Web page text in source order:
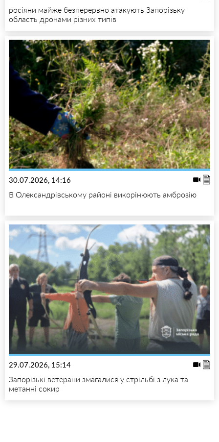
росіяни майже безперервно атакують Запорізьку
область дронами різних типів
30.07.2026, 14:16
В Олександрівському районі викорінюють амброзію
29.07.2026, 15:14
Запорізькі ветерани змагалися у стрільбі з лука та
метанні сокир